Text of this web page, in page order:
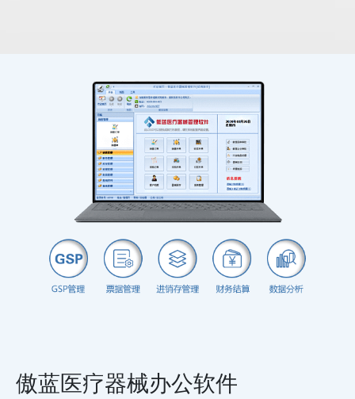
傲蓝医疗器械办公软件